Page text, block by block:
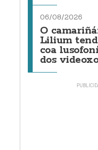
06/08/2026
O
Lilium
coa
dos